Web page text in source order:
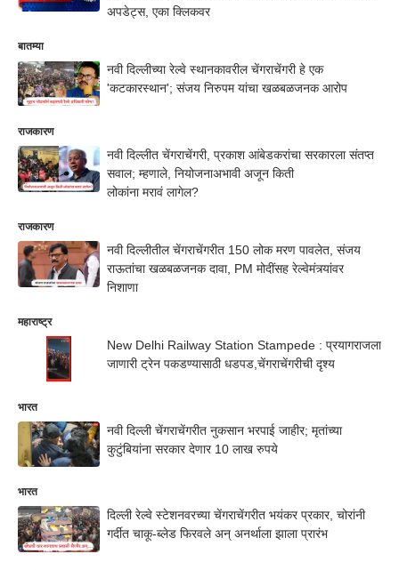
अपडेट्स, एका क्लिकवर
बातम्या
नवी दिल्लीच्या रेल्वे स्थानकावरील चेंगराचेंगरी हे एक
'कटकारस्थान'; संजय निरुपम यांचा खळबळजनक आरोप
राजकारण
नवी दिल्लीत चेंगराचेंगरी, प्रकाश आंबेडकरांचा सरकारला संतप्त
सवाल; म्हणाले, नियोजनाअभावी अजून किती
लोकांना मरावं लागेल?
राजकारण
नवी दिल्लीतील चेंगराचेंगरीत 150 लोक मरण पावलेत, संजय
राऊतांचा खळबळजनक दावा, PM मोदींसह रेल्वेमंत्र्यांवर
निशाणा
महाराष्ट्र
New Delhi Railway Station Stampede : प्रयागराजला
जाणारी ट्रेन पकडण्यासाठी धडपड,चेंगराचेंगरीची दृश्य
भारत
नवी दिल्ली चेंगराचेंगरीत नुकसान भरपाई जाहीर; मृतांच्या
कुटुंबियांना सरकार देणार 10 लाख रुपये
भारत
दिल्ली रेल्वे स्टेशनवरच्या चेंगराचेंगरीत भयंकर प्रकार, चोरांनी
गर्दीत चाकू-ब्लेड फिरवले अन् अनर्थाला झाला प्रारंभ